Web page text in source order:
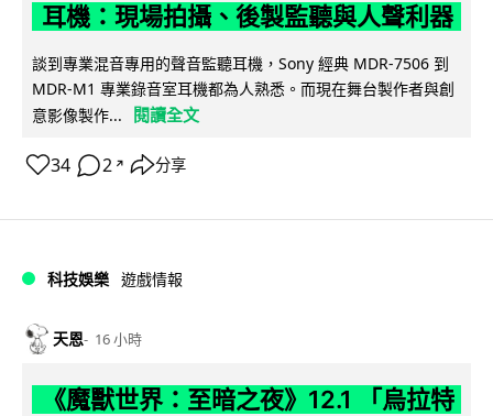
耳機：現場拍攝、後製監聽與人聲利器
談到專業混音專用的聲音監聽耳機，Sony 經典 MDR-7506 到
MDR-M1 專業錄音室耳機都為人熟悉。而現在舞台製作者與創
意影像製作...
閱讀全文
34 2 ↗ 分享
科技娛樂 遊戲情報
天恩 16 小時
《魔獸世界：至暗之夜》12.1 「烏拉特